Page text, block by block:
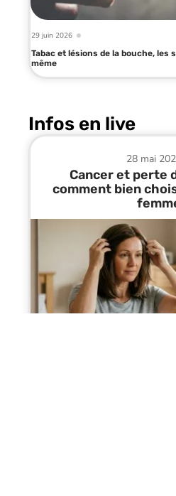
29 juin 2026
Tabac et lésions de la bouche, les
même
Infos en live
28 mai
Cancer et perte
comment bien